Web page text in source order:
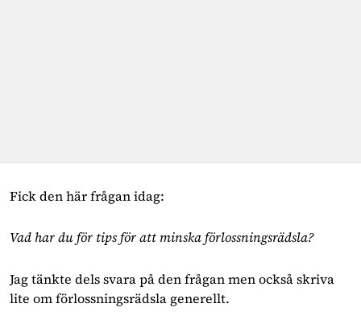
Fick den här frågan idag:
Vad har du för tips för att minska förlossningsrädsla?
Jag tänkte dels svara på den frågan men också skriva
lite om förlossningsrädsla generellt.